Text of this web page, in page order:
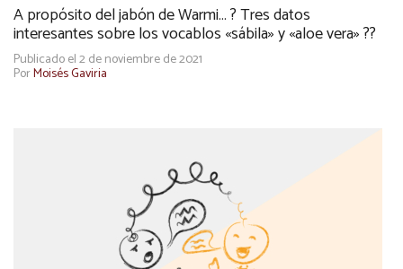
A propósito del jabón de Warmi… ? Tres datos
interesantes sobre los vocablos «sábila» y «aloe vera» ??
Publicado el 2 de noviembre de 2021
PorMoisés Gaviria